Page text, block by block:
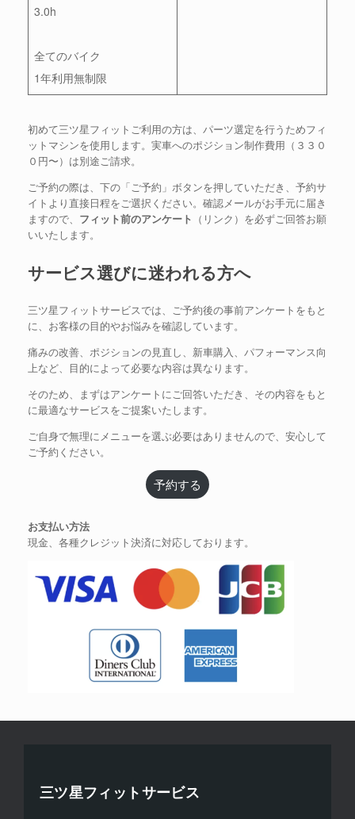
3.0h
全てのバイク
1年利用無制限
初めて三ツ星フィットご利用の方は、パーツ選定を行うためフィ
ットマシンを使用します。実車へのポジション制作費用（３３０
０円〜）は別途ご請求。
ご予約の際は、下の「ご予約」ボタンを押していただき、予約サ
イトより直接日程をご選択ください。確認メールがお手元に届き
ますので、 フィット前のアンケート （リンク）を必ずご回答お願
いいたします。
サービス選びに迷われる方へ
三ツ星フィットサービスでは、ご予約後の事前アンケートをもと
に、お客様の目的やお悩みを確認しています。
痛みの改善、ポジションの見直し、新車購入、パフォーマンス向
上など、目的によって必要な内容は異なります。
そのため、まずはアンケートにご回答いただき、その内容をもと
に最適なサービスをご提案いたします。
ご自身で無理にメニューを選ぶ必要はありませんので、安心して
ご予約ください。
予約する
お支払い方法
現金、各種クレジット決済に対応しております。
三ツ星フィットサービス